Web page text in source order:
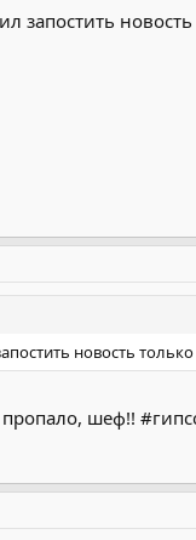
запостить
новость
шеф!!